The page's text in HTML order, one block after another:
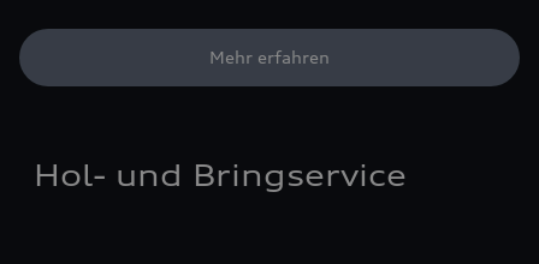
Mehr erfahren
Hol- und Bringservice